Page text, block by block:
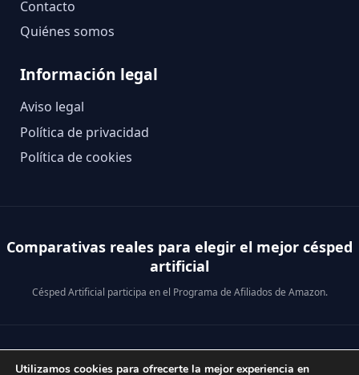
Contacto
Quiénes somos
Información legal
Aviso legal
Política de privacidad
Política de cookies
Comparativas reales para elegir el mejor césped
artificial
Césped Artificial participa en el Programa de Afiliados de Amazon.
Utilizamos cookies para ofrecerte la mejor experiencia en